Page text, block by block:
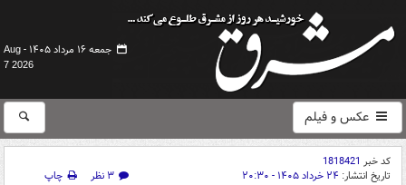
جمعه ۱۶ مرداد ۱۴۰۵ -
Aug
7 2026
عکس و فیلم
کد خبر 1818421
تاریخ انتشار: ۲۴ خرداد ۱۴۰۵ - ۲۰:۳۰ ۳ نظر
چاپ